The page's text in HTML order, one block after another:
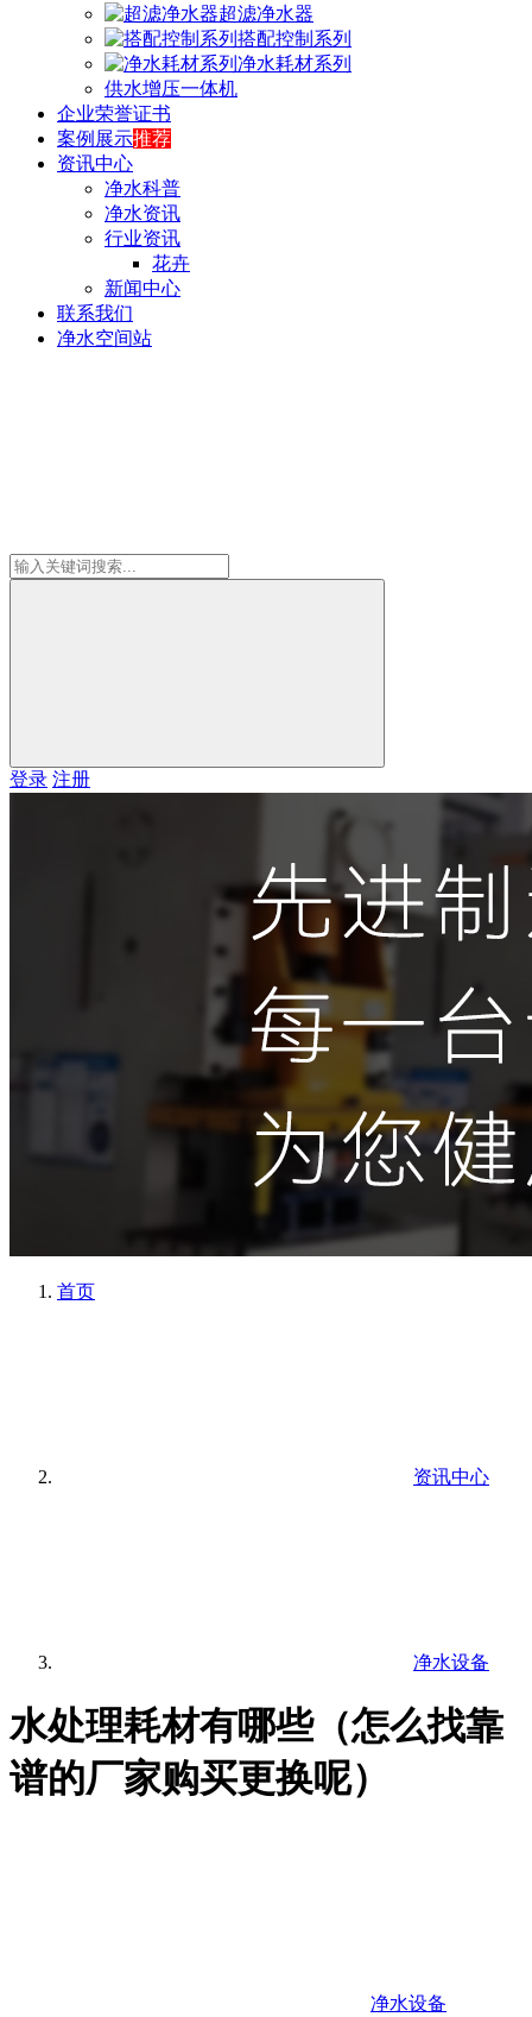
超滤净水器
搭配控制系列
净水耗材系列
供水增压一体机
企业荣誉证书
案例展示推荐
资讯中心
净水科普
净水资讯
行业资讯
花卉
新闻中心
联系我们
净水空间站
登录 注册
首页
资讯中心
净水设备
水处理耗材有哪些（怎么找靠
谱的厂家购买更换呢）
净水设备